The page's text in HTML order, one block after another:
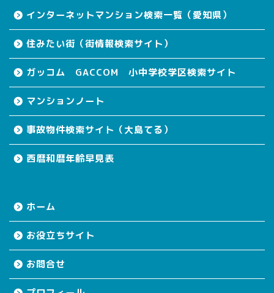
インターネットマンション検索一覧（愛知県）
住みたい街（街情報検索サイト）
ガッコム GACCOM 小中学校学区検索サイト
マンションノート
事故物件検索サイト（大島てる）
西暦和暦年齢早見表
ホーム
お役立ちサイト
お問合せ